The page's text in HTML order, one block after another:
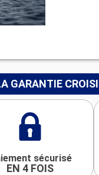
GARANTIE
sécurisé
EN 4 FOIS